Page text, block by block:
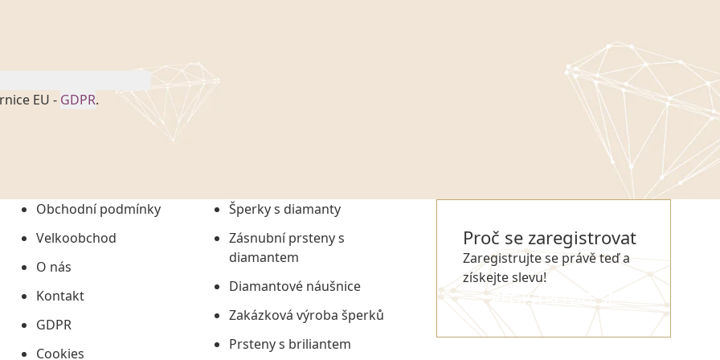
EU - GDPR.
č. 101/2000 Sb. v
uchováním veškerých
údajů či jako jeho
informací, nejdéle
Obchodní podmínky
Velkoobchod
O nás
Kontakt
GDPR
Cookies
Šperky s diamanty
Zásnubní prsteny s
diamantem
Diamantové náušnice
Zakázková výroba šperků
Prsteny s briliantem
Proč se zaregistrovat
Zaregistrujte se právě teď a
získejte slevu!
REGISTROVAT SE